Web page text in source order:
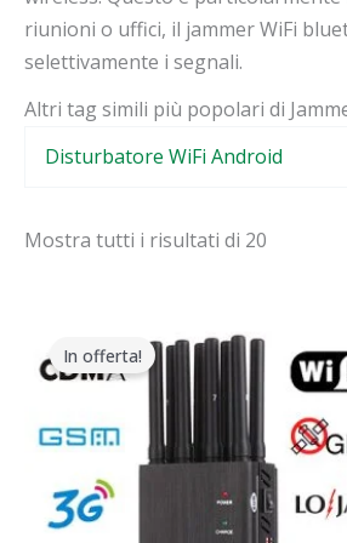
riunioni o uffici, il jammer WiFi
selettivamente i segnali.
Altri tag simili più popolari di
Disturbatore WiFi Android
Mostra tutti i risultati di 20
In offerta!
prezzo
originale
era:
$599.00.
prezzo
attuale
$219.99.